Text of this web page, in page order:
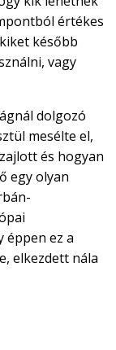
értékes
később
vagy
dolgozó
mesélte el,
és hogyan
egy olyan
éppen ez a
elkezdett nála